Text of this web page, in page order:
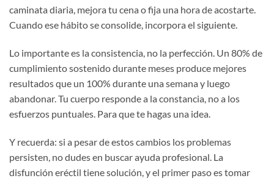
caminata diaria, mejora tu cena o fija una hora de acostarte.
Cuando ese hábito se consolide, incorpora el siguiente.
Lo importante es la consistencia, no la perfección. Un 80% de
cumplimiento sostenido durante meses produce mejores
resultados que un 100% durante una semana y luego
abandonar. Tu cuerpo responde a la constancia, no a los
esfuerzos puntuales. Para que te hagas una idea.
Y recuerda: si a pesar de estos cambios los problemas
persisten, no dudes en buscar ayuda profesional. La
disfunción eréctil tiene solución, y el primer paso es tomar